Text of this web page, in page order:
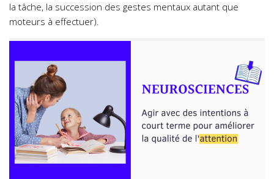
la tâche, la succession des gestes mentaux autant que
moteurs à effectuer).